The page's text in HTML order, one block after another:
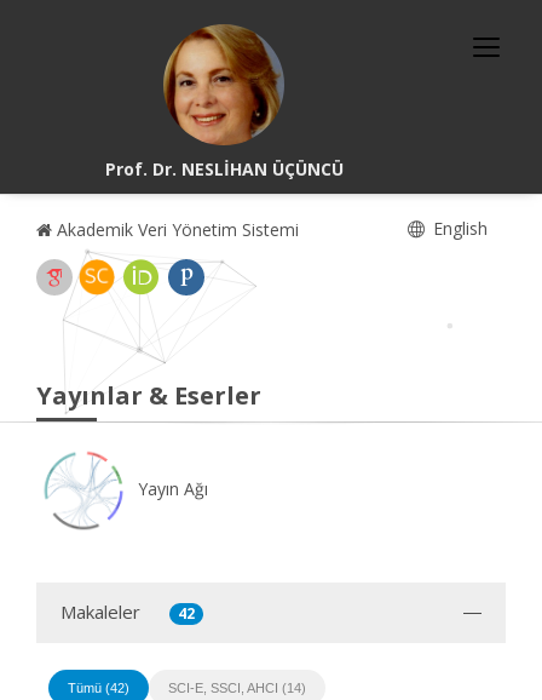
Prof. Dr. NESLİHAN ÜÇÜNCÜ
Akademik Veri Yönetim Sistemi English
Yayınlar & Eserler
Yayın Ağı
Makaleler 42
Tümü (42) SCI-E, SSCI, AHCI (14)